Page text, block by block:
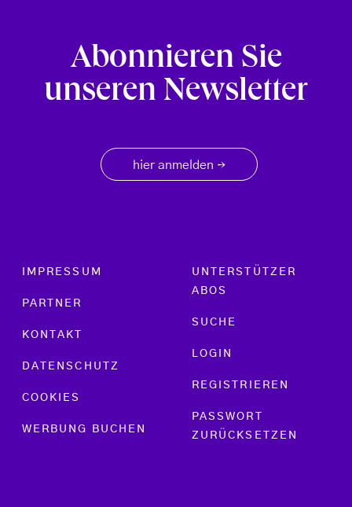
Abonnieren Sie
unseren Newsletter
hier anmelden →
Footer menu
IMPRESSUM
PARTNER
KONTAKT
DATENSCHUTZ
COOKIES
WERBUNG BUCHEN
UNTERSTÜTZER
ABOS
SUCHE
LOGIN
REGISTRIEREN
PASSWORT
ZURÜCKSETZEN